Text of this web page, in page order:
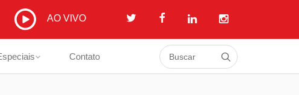
AO VIVO
Contato